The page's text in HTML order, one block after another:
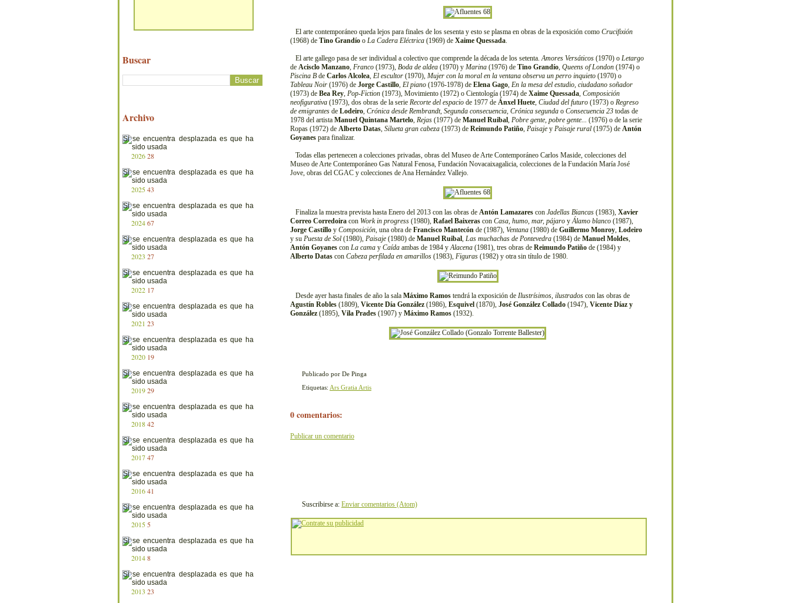
El arte contemporáneo queda lejos para finales de los sesenta y esto se plasma en obras de la exposición como Crucifixión
(1968) de Tino Grandío o La Cadera Eléctrica (1969) de Xaime Quessada.
El arte gallego pasa de ser individual a colectivo que comprende la década de los setenta.Amores Versáticos (1970) o Letargo
de Acisclo Manzano, Franco (1973), Boda de aldea (1970) y Marina (1976) de Tino Grandío, Queens of London (1974) o
Piscina B de Carlos Alcolea, El escultor (1970), Mujer con la moral en la ventana observa un perro inquieto (1970) o
Tableau Noir (1976) de Jorge Castillo, El piano (1976-1978) de Elena Gago, En la mesa del estudio, ciudadano soñador
(1973) de Bea Rey, Pop-Fiction (1973), Movimiento (1972) o Cientología (1974) de Xaime Quessada, Composición
neofigurativa (1973), dos obras de la serie Recorte del espacio de 1977 de Ánxel Huete, Ciudad del futuro (1973) o Regreso
de emigrantes de Lodeiro, Crónica desde Rembrandt, Segunda consecuencia, Crónica segunda o Consecuencia 23 todas de
1978 del artista Manuel Quintana Martelo, Rejas (1977) de Manuel Ruibal, Pobre gente, pobre gente... (1976) o de la serie
Ropas (1972) de Alberto Datas, Silueta gran cabeza (1973) de Reimundo Patiño, Paisaje y Paisaje rural (1975) de Antón
Goyanes para finalizar.
Todas ellas pertenecen a colecciones privadas, obras del Museo de Arte Contemporáneo Carlos Maside, colecciones del
Museo de Arte Contemporáneo Gas Natural Fenosa, Fundación Novacaixagalicia, colecciones de la Fundación María José
Jove, obras del CGAC y colecciones de Ana Hernández Vallejo.
Finaliza la muestra prevista hasta Enero del 2013 con las obras de Antón Lamazares con Jadellas Biancas (1983), Xavier
Correo Corredoira con Work in progress (1980), Rafael Baixeras con Casa, humo, mar, pájaro yÁlamo blanco (1987),
Jorge Castillo y Composición, una obra de Francisco Mantecón de (1987), Ventana (1980) de Guillermo Monroy, Lodeiro
y su Puesta de Sol (1980), Paisaje (1980) de Manuel Ruibal, Las muchachas de Pontevedra (1984) de Manuel Moldes,
Antón Goyanes con La cama y Caída ambas de 1984 yAlacena (1981), tres obras de Reimundo Patiño de (1984) y
Alberto Datas con Cabeza perfilada en amarillos (1983), Figuras (1982) y otra sin título de 1980.
Desde ayer hasta finales de año la sala Máximo Ramos tendrá la exposición de Ilustrísimos, ilustrados con las obras de
Agustín Robles (1809), Vicente Día González (1986), Esquivel (1870), José González Collado (1947), Vicente Díaz y
González (1895), Vila Prades (1907) y Máximo Ramos (1932).
Publicado por De Pinga
Etiquetas: Ars Gratia Artis
0 comentarios:
Publicar un comentario
Suscribirse a: Enviar comentarios (Atom)
Buscar
Archivo
202628
202543
202467
2023 27
2022 17
2021 23
2020 19
201929
201842
201747
201641
2015 5
20148
2013 23